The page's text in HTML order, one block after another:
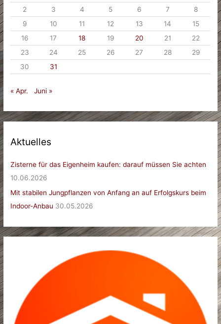
2
3 4 5 6 7
8
9
10 11 12 13 14
15
16
17 18 19 20 21
22
23
24 25 26 27 28
29
30
31
« Apr. Juni »
Aktuelles
Zisterne für das Eigenheim kaufen: darauf müssen Sie achten
10.06.2026
Mit stabilen Jungpflanzen von Anfang an auf Erfolgskurs beim
Indoor-Anbau 30.05.2026